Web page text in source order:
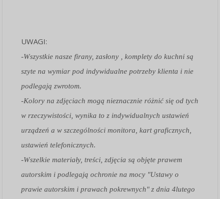
UWAGI:
-Wszystkie nasze firany, zasłony , komplety do kuchni są
szyte na wymiar pod indywidualne potrzeby klienta i nie
podlegają zwrotom.
-Kolory na zdjęciach mogą nieznacznie różnić się od tych
w rzeczywistości, wynika to z indywidualnych ustawień
urządzeń a w szczególności monitora, kart graficznych,
ustawień telefonicznych.
-Wszelkie materiały, treści, zdjęcia są objęte prawem
autorskim i podlegają ochronie na mocy "Ustawy o
prawie autorskim i prawach pokrewnych" z dnia 4lutego